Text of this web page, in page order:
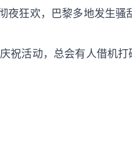
夜狂欢，巴黎多地发生骚
祝活动，总会有人借机